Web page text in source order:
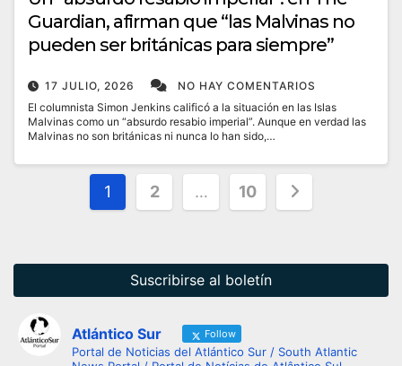
Guardian, afirman que “las Malvinas no
pueden ser británicas para siempre”
17 JULIO, 2026
NO HAY COMENTARIOS
El columnista Simon Jenkins calificó a la situación en las Islas
Malvinas como un “absurdo resabio imperial”. Aunque en verdad las
Malvinas no son británicas ni nunca lo han sido,…
Paginación
de
1 2 … 10
Suscribirse al boletín
Atlántico Sur Follow
Portal de Noticias del Atlántico Sur / South Atlantic